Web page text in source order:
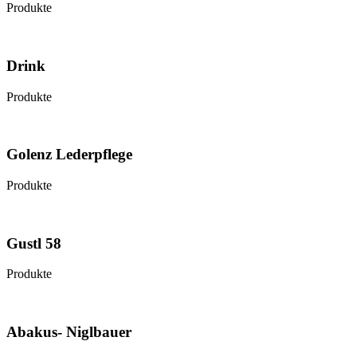
Produkte
Drink
Produkte
Golenz Lederpflege
Produkte
Gustl 58
Produkte
Abakus- Niglbauer